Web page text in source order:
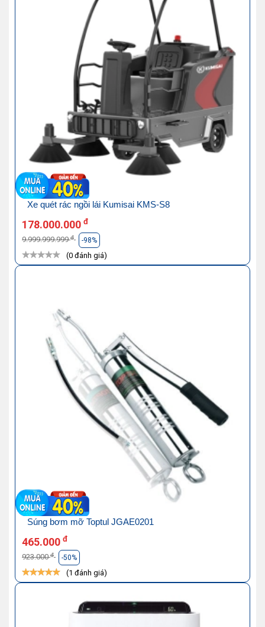
Xe quét rác ngồi lái Kumisai KMS-S8
178.000.000 đ
9.999.999.999đ -98%
(0 đánh giá)
Súng bơm mỡ Toptul JGAE0201
465.000 đ
923.000đ -50%
(1 đánh giá)